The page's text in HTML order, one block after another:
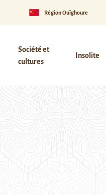
Région Ouïghoure
Société et
cultures
Insolite